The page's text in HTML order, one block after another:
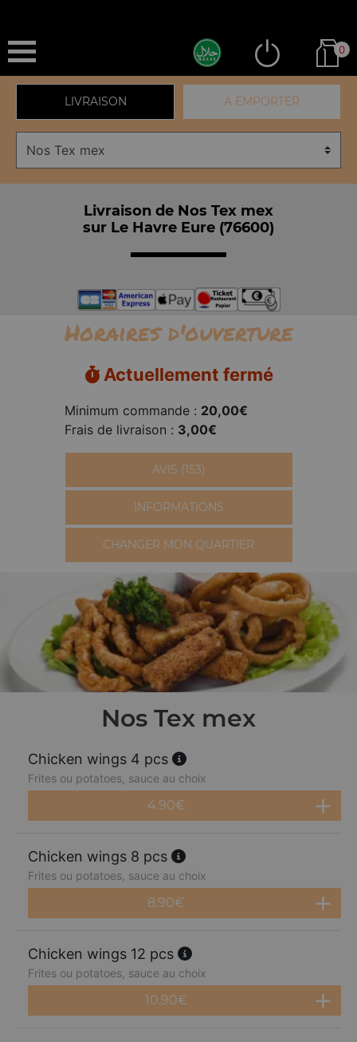
0
LIVRAISON A EMPORTER
Livraison de Nos Tex mex
sur Le Havre Eure (76600)
Horaires d'ouverture
Actuellement fermé
Minimum commande : 20,00€
Frais de livraison : 3,00€
AVIS (153)
INFORMATIONS
CHANGER MON QUARTIER
Nos Tex mex
Chicken wings 4 pcs
Frites ou potatoes, sauce au choix
4.90€
Chicken wings 8 pcs
Frites ou potatoes, sauce au choix
8.90€
Chicken wings 12 pcs
Frites ou potatoes, sauce au choix
10.90€